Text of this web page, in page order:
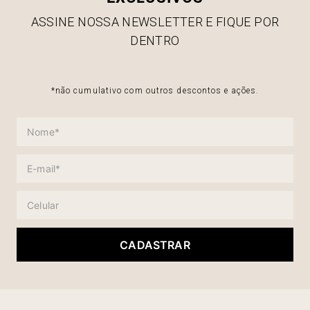
ASSINE NOSSA NEWSLETTER E FIQUE POR
DENTRO
*não cumulativo com outros descontos e ações.
CADASTRAR